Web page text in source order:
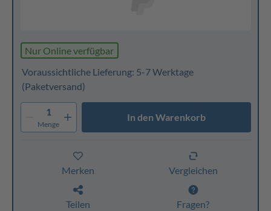
Nur Online verfügbar
Voraussichtliche Lieferung: 5-7 Werktage
(Paketversand)
1
Menge
In den Warenkorb
Merken Vergleichen
Teilen Fragen?